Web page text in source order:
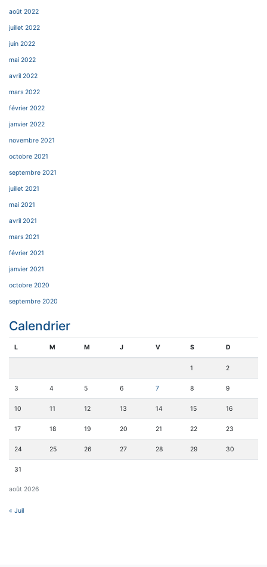
août 2022
juillet 2022
juin 2022
mai 2022
avril 2022
mars 2022
février 2022
janvier 2022
novembre 2021
octobre 2021
septembre 2021
juillet 2021
mai 2021
avril 2021
mars 2021
février 2021
janvier 2021
octobre 2020
septembre 2020
Calendrier
août 2026
L M M J V S D
1 2
3 4 5 6 7 8 9
10 11 12 13 14 15 16
17 18 19 20 21 22 23
24 25 26 27 28 29 30
31
« Juil